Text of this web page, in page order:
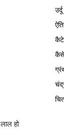
हो
कैसे